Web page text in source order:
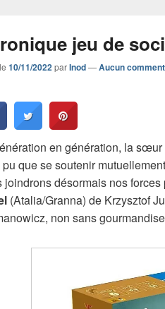
jeu de
10/11/2022parInod—Aucun
en génération, la
pu que se soutenir
joindrons désormais nos forces
(Atalia/Granna) de Krzysztof
non sans